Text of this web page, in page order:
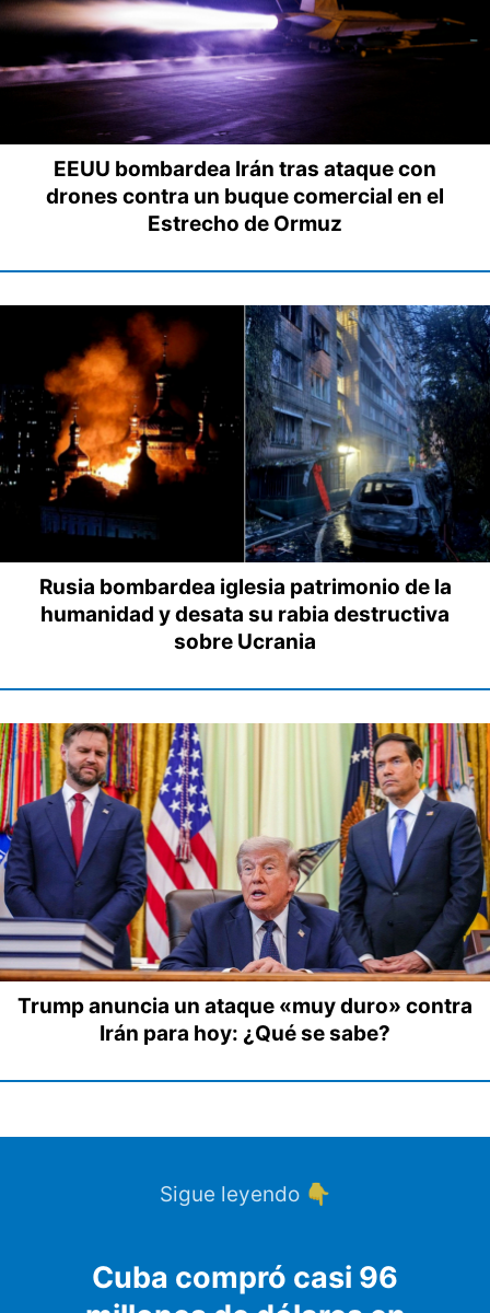
EEUU bombardea Irán tras ataque con
drones contra un buque comercial en el
Estrecho de Ormuz
Rusia bombardea iglesia patrimonio de la
humanidad y desata su rabia destructiva
sobre Ucrania
Trump anuncia un ataque «muy duro» contra
Irán para hoy: ¿Qué se sabe?
Sigue leyendo 👇